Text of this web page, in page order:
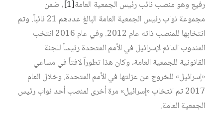
رفيع وهو منصب نائب رئيس الجمعية العامة[1]
، ضمن
مجموعة نواب رئيس الجمعية العامة البالغ عددهم 21 نائباً. وتم
انتخابها للمنصب ذاته عام 2012. وفي عام 2016 انتخب
المندوب الدائم لإسرائيل في الأمم المتحدة رئيساً للجنة
القانونية للجمعية العامة، وكان هذا تطوراً لافتاً في مساعي
«إسرائيل» للخروج من عزلتها في الأمم المتحدة. وخلال العام
2017 تم انتخاب «إسرائيل» مرة أخرى لمنصب أحد نواب رئيس
الجمعية العامة.